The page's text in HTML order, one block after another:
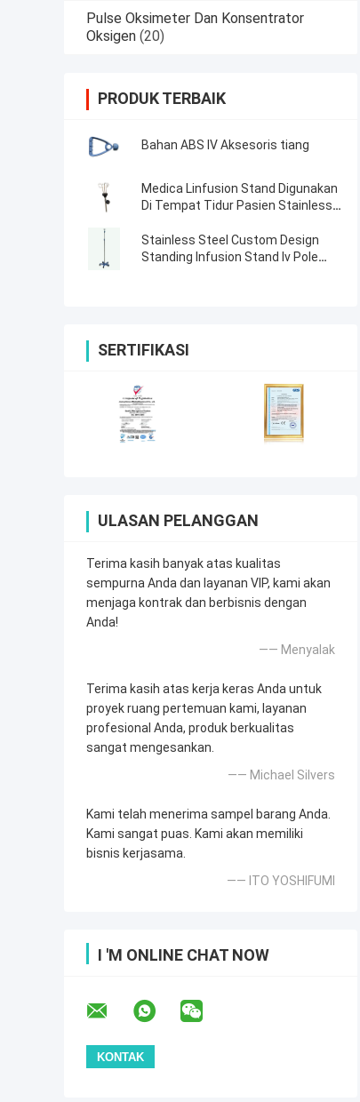
Pulse Oksimeter Dan Konsentrator
Oksigen (20)
PRODUK TERBAIK
Bahan ABS IV Aksesoris tiang
Medica Linfusion Stand Digunakan
Di Tempat Tidur Pasien Stainless
Stainless Steel Custom Design
Standing Infusion Stand Iv Pole
SERTIFIKASI
ULASAN PELANGGAN
Terima kasih banyak atas kualitas
sempurna Anda dan layanan VIP, kami akan
menjaga kontrak dan berbisnis dengan
Anda!
—— Menyalak
Terima kasih atas kerja keras Anda untuk
proyek ruang pertemuan kami, layanan
profesional Anda, produk berkualitas
sangat mengesankan.
—— Michael Silvers
Kami telah menerima sampel barang Anda.
Kami sangat puas. Kami akan memiliki
bisnis kerjasama.
—— ITO YOSHIFUMI
I 'M ONLINE CHAT NOW